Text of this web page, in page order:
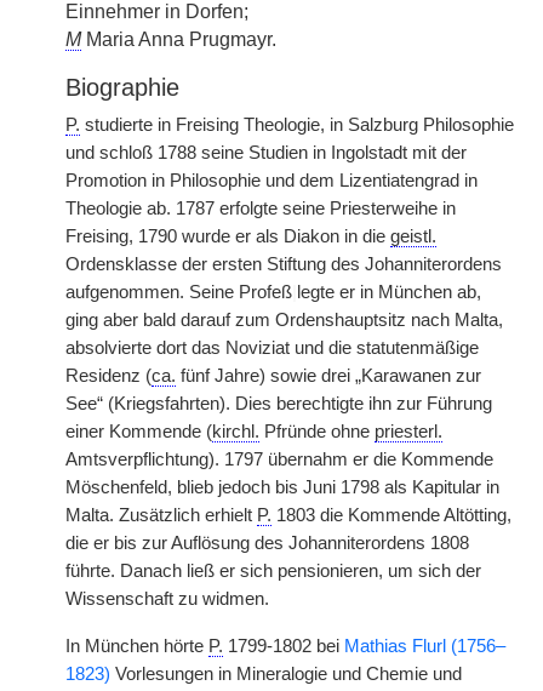
Einnehmer in Dorfen;
MMaria Anna Prugmayr.
Biographie
P. studierte in Freising Theologie, in Salzburg Philosophie
und schloß 1788 seine Studien in Ingolstadt mit der
Promotion in Philosophie und dem Lizentiatengrad in
Theologie ab. 1787 erfolgte seine Priesterweihe in
Freising, 1790 wurde er als Diakon in die geistl.
Ordensklasse der ersten Stiftung des Johanniterordens
aufgenommen. Seine Profeß legte er in München ab,
ging aber bald darauf zum Ordenshauptsitz nach Malta,
absolvierte dort das Noviziat und die statutenmäßige
Residenz (ca. fünf Jahre) sowie drei „Karawanen zur
See“ (Kriegsfahrten). Dies berechtigte ihn zur Führung
einer Kommende (kirchl. Pfründe ohne priesterl.
Amtsverpflichtung). 1797 übernahm er die Kommende
Möschenfeld, blieb jedoch bis Juni 1798 als Kapitular in
Malta. Zusätzlich erhielt P. 1803 die Kommende Altötting,
die er bis zur Auflösung des Johanniterordens 1808
führte. Danach ließ er sich pensionieren, um sich der
Wissenschaft zu widmen.
In München hörte P. 1799-1802 bei Mathias Flurl (1756–
1823) Vorlesungen in Mineralogie und Chemie und